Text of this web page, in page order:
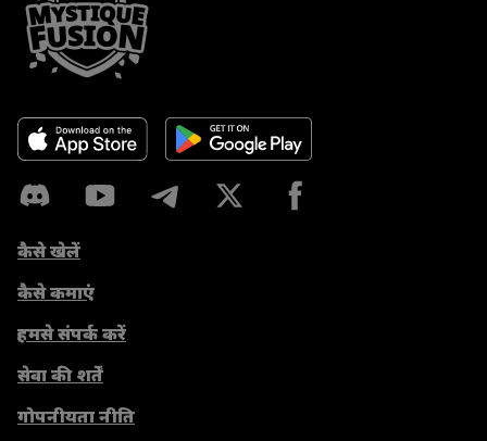
कैसे खेलें
कैसे कमाएं
हमसे संपर्क करें
सेवा की शर्तें
गोपनीयता नीति